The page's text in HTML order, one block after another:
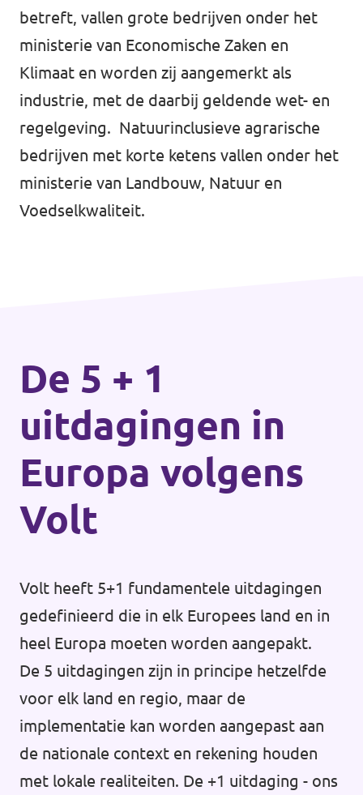
Word actief!
Vacatures
Word lid!
betreft, vallen grote bedrijven onder het
ministerie van Economische Zaken en
Klimaat en worden zij aangemerkt als
industrie, met de daarbij geldende wet- en
regelgeving. Natuurinclusieve agrarische
bedrijven met korte ketens vallen onder het
ministerie van Landbouw, Natuur en
Voedselkwaliteit.
De 5 + 1
uitdagingen in
Europa volgens
Volt
Volt heeft 5+1 fundamentele uitdagingen
gedefinieerd die in elk Europees land en in
heel Europa moeten worden aangepakt.
De 5 uitdagingen zijn in principe hetzelfde
voor elk land en regio, maar de
implementatie kan worden aangepast aan
de nationale context en rekening houden
met lokale realiteiten. De +1 uitdaging - ons